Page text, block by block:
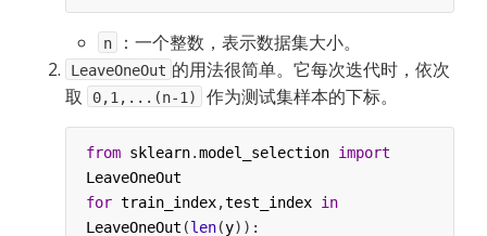
n ：一个整数，表示数据集大小。
LeaveOneOut 的用法很简单。它每次迭代时，依次
取
0,1,...(n-1) 作为测试集样本的下标。
from sklearn.model_selection import
LeaveOneOut
for train_index,test_index in
LeaveOneOut (len(y)):